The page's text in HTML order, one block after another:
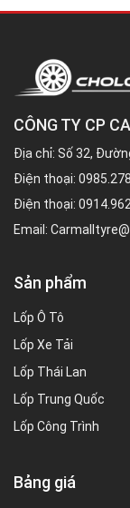
CÔNG TY CP
Địa chỉ: Số 32,
Điện thoại:
Điện thoại:
Email:
Sản phẩm
Lốp Ô Tô
Lốp Xe Tải
Lốp Thái Lan
Lốp Trung Quốc
Lốp Công Trình
Bảng giá